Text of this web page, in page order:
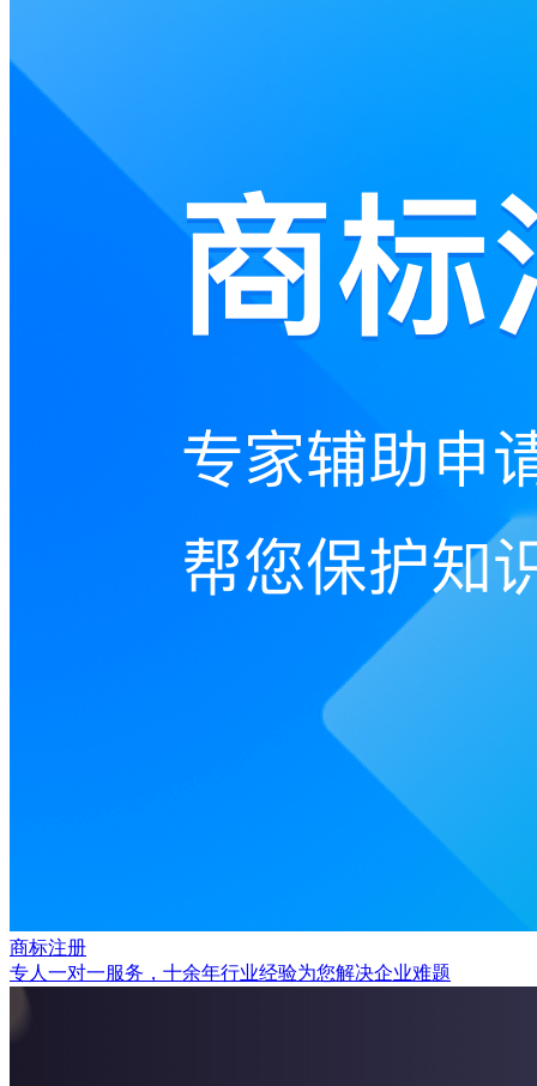
商标注册
专人一对一服务，十余年行业经验为您解决企业难题